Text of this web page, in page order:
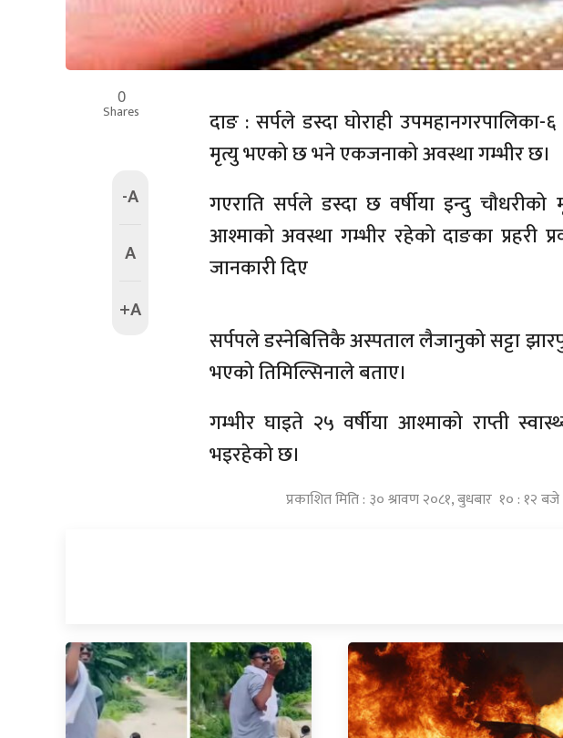
0
Shares
-A
A
+A
दाङ : सर्पले डस्दा घोराही
मृत्यु भएको छ भने एकजनाको अवस्था गम्भीर छ।
गएराति सर्पले डस्दा छ वर्षीया इन्दु
आश्माको अवस्था गम्भीर रहेको दाङका प्रहरी
जानकारी दिए
सर्पपले डस्नेबित्तिकै अस्पताल लैजानुको सट्टा
भएको तिमिल्सिनाले बताए।
गम्भीर घाइते २५ वर्षीया आश्माको राप्ती
भइरहेको छ।
प्रकाशित मिति : ३० श्रावण २०८१, बुधबार १० : १२ बजे